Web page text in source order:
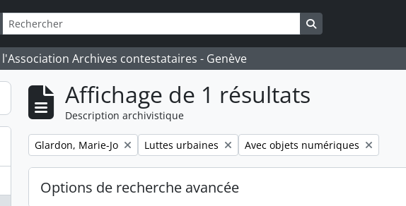
options
Archives contestataires - Genève
Affichage de 1 résultats
Description archivistique
Remove filter:
Glardon, Marie-Jo Remove filter:
Luttes urbaines Remove filter:
Avec objets numériques
Options de recherche avancée